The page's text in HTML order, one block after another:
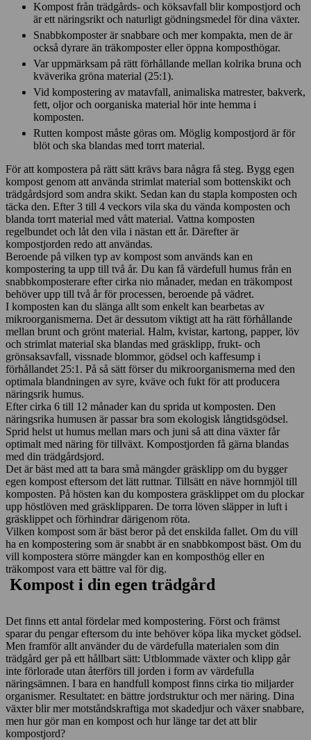
Kompost från trädgårds- och köksavfall blir kompostjord och
är ett näringsrikt och naturligt gödningsmedel för dina växter.
Snabbkomposter är snabbare och mer kompakta, men de är
också dyrare än träkomposter eller öppna komposthögar.
Var uppmärksam på rätt förhållande mellan kolrika bruna och
kväverika gröna material (25:1).
Vid kompostering av matavfall, animaliska matrester, bakverk,
fett, oljor och oorganiska material hör inte hemma i
komposten.
Rutten kompost måste göras om. Möglig kompostjord är för
blöt och ska blandas med torrt material.
För att kompostera på rätt sätt krävs bara några få steg. Bygg egen
kompost genom att använda strimlat material som bottenskikt och
trädgårdsjord som andra skikt. Sedan kan du stapla komposten och
täcka den. Efter 3 till 4 veckors vila ska du vända komposten och
blanda torrt material med vått material. Vattna komposten
regelbundet och låt den vila i nästan ett år. Därefter är
kompostjorden redo att användas.
Beroende på vilken typ av kompost som används kan en
kompostering ta upp till två år. Du kan få värdefull humus från en
snabbkomposterare efter cirka nio månader, medan en träkompost
behöver upp till två år för processen, beroende på vädret.
I komposten kan du slänga allt som enkelt kan bearbetas av
mikroorganismerna. Det är dessutom viktigt att ha rätt förhållande
mellan brunt och grönt material. Halm, kvistar, kartong, papper, löv
och strimlat material ska blandas med gräsklipp, frukt- och
grönsaksavfall, vissnade blommor, gödsel och kaffesump i
förhållandet 25:1. På så sätt förser du mikroorganismerna med den
optimala blandningen av syre, kväve och fukt för att producera
näringsrik humus.
Efter cirka 6 till 12 månader kan du sprida ut komposten. Den
näringsrika humusen är passar bra som ekologisk långtidsgödsel.
Sprid helst ut humus mellan mars och juni så att dina växter får
optimalt med näring för tillväxt. Kompostjorden få gärna blandas
med din trädgårdsjord.
Det är bäst med att ta bara små mängder gräsklipp om du bygger
egen kompost eftersom det lätt ruttnar. Tillsätt en näve hornmjöl till
komposten. På hösten kan du kompostera gräsklippet om du plockar
upp höstlöven med gräsklipparen. De torra löven släpper in luft i
gräsklippet och förhindrar därigenom röta.
Vilken kompost som är bäst beror på det enskilda fallet. Om du vill
ha en kompostering som är snabbt är en snabbkompost bäst. Om du
vill kompostera större mängder kan en komposthög eller en
träkompost vara ett bättre val för dig.
Kompost i din egen trädgård
Det finns ett antal fördelar med kompostering. Först och främst
sparar du pengar eftersom du inte behöver köpa lika mycket gödsel.
Men framför allt använder du de värdefulla materialen som din
trädgård ger på ett hållbart sätt: Utblommade växter och klipp går
inte förlorade utan återförs till jorden i form av värdefulla
näringsämnen. I bara en handfull kompost finns cirka tio miljarder
organismer. Resultatet: en bättre jordstruktur och mer näring. Dina
växter blir mer motståndskraftiga mot skadedjur och växer snabbare,
men hur gör man en kompost och hur länge tar det att blir
kompostjord?